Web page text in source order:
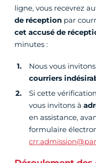
ligne, vous recevrez
de réception par
cet accusé de
minutes :
Nous vous
courriers
Si cette
vous invitons à
en assistance,
formulaire